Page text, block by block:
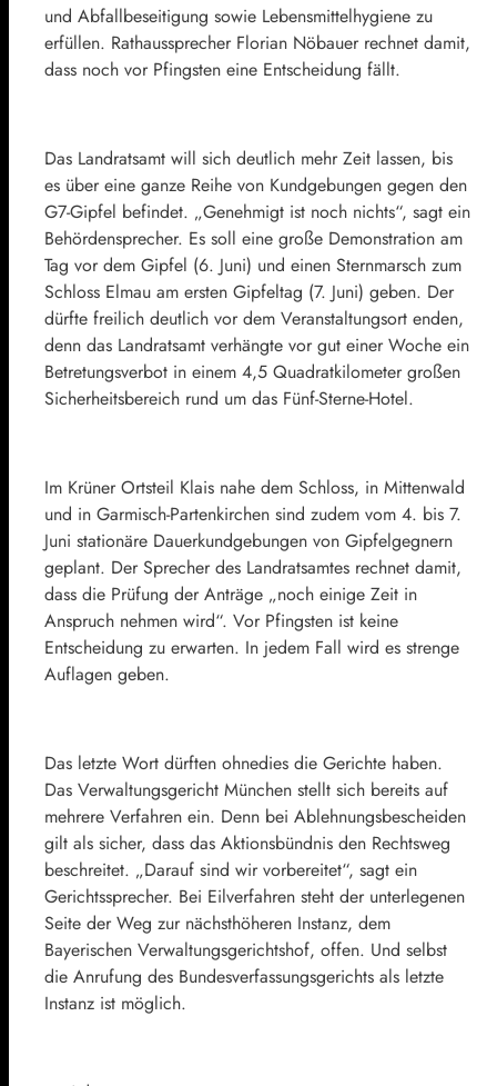
und Abfallbeseitigung sowie Lebensmittelhygiene zu
erfüllen. Rathaussprecher Florian Nöbauer rechnet damit,
dass noch vor Pfingsten eine Entscheidung fällt.
Das Landratsamt will sich deutlich mehr Zeit lassen, bis
es über eine ganze Reihe von Kundgebungen gegen den
G7-Gipfel befindet. „Genehmigt ist noch nichts“, sagt ein
Behördensprecher. Es soll eine große Demonstration am
Tag vor dem Gipfel (6. Juni) und einen Sternmarsch zum
Schloss Elmau am ersten Gipfeltag (7. Juni) geben. Der
dürfte freilich deutlich vor dem Veranstaltungsort enden,
denn das Landratsamt verhängte vor gut einer Woche ein
Betretungsverbot in einem 4,5 Quadratkilometer großen
Sicherheitsbereich rund um das Fünf-Sterne-Hotel.
Im Krüner Ortsteil Klais nahe dem Schloss, in Mittenwald
und in Garmisch-Partenkirchen sind zudem vom 4. bis 7.
Juni stationäre Dauerkundgebungen von Gipfelgegnern
geplant. Der Sprecher des Landratsamtes rechnet damit,
dass die Prüfung der Anträge „noch einige Zeit in
Anspruch nehmen wird“. Vor Pfingsten ist keine
Entscheidung zu erwarten. In jedem Fall wird es strenge
Auflagen geben.
Das letzte Wort dürften ohnedies die Gerichte haben.
Das Verwaltungsgericht München stellt sich bereits auf
mehrere Verfahren ein. Denn bei Ablehnungsbescheiden
gilt als sicher, dass das Aktionsbündnis den Rechtsweg
beschreitet. „Darauf sind wir vorbereitet“, sagt ein
Gerichtssprecher. Bei Eilverfahren steht der unterlegenen
Seite der Weg zur nächsthöheren Instanz, dem
Bayerischen Verwaltungsgerichtshof, offen. Und selbst
die Anrufung des Bundesverfassungsgerichts als letzte
Instanz ist möglich.